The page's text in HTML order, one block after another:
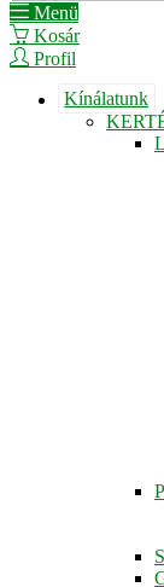
Menü
Kosár
Profil
Kínálatunk